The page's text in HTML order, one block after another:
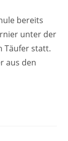
bereits
unter der
Täufer statt.
aus den